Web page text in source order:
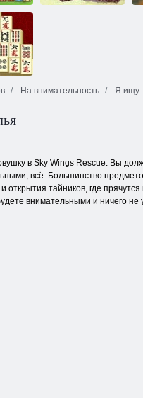
На внимательность Я ищу
в Sky Wings Rescue. Вы
всё. Большинство
открытия тайников, где
внимательными и ничего не